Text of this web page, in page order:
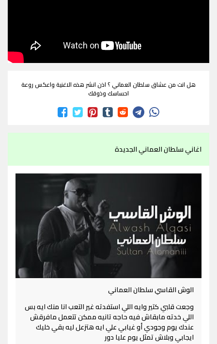
هل انت من عشاق سلطان العماني ؟ اذن انشر هذه الاغنية واعكس روعة
احساسك وذوقك
اغاني سلطان العماني الجديدة
الوش القاسي سلطان العماني
وجعت قلبي كتير وايه اللي استفدته غير التعب انا منك ايه بس
اللي خدته مابقاش فيه حاجه تانيه ممكن تتعمل مافرقش
عندك يوم وجودي أو غيابي علي ايه هتزعل ليه بقي خليك
ايجابي وبلاش تمثل يوم عليا دور